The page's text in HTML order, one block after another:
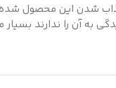
شدن این محصول
به آن را ندارند